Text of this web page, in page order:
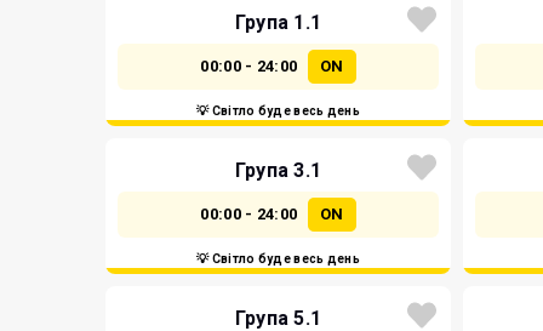
Група 1.1
00:00 - 24:00 ON
💡 Світло буде весь день
Група 3.1
00:00 - 24:00 ON
💡 Світло буде весь день
Група 5.1